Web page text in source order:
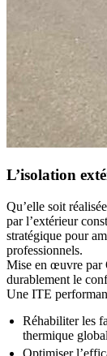
L’isolation
Qu’elle soit
par l’extérieur
stratégique pour
professionnels.
Mise en œuvre par
durablement le
Une ITE
Réhabiliter les
thermique
Optimiser